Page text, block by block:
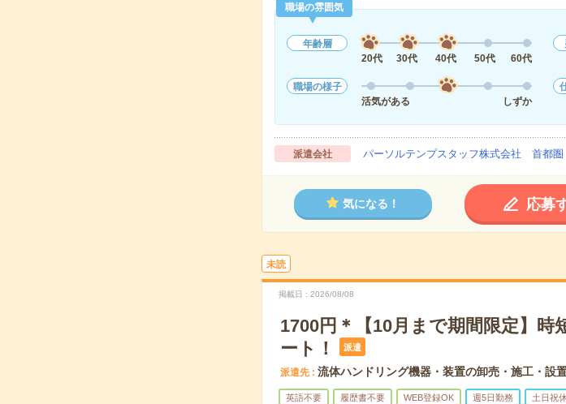
職場の雰囲気
年齢層
20代
30代 40代 50代 60代
職場の様子
活気がある
しずか
派遣会社 パーソルテンプスタッフ株式会社 首都圏
気になる！ 応募
未読
掲載日 2026/08/08
1700円＊【10月まで期間限定】時
ート！
派遣
派遣先 流体ハンドリング機器・装置の卸売・施工・設
英語不要 履歴書不要 WEB登録OK 週5日勤務 土日祝休